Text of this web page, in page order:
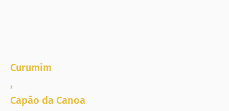
Curumim
,
Capão da Canoa